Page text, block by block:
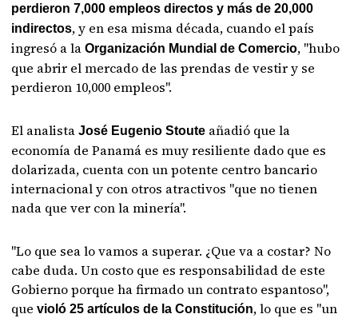
perdieron 7,000 empleos directos y más de 20,000
indirectos, y en esa misma década, cuando el país
ingresó a laOrganización Mundial de Comercio, "hubo
que abrir el mercado de las prendas de vestir y se
perdieron 10,000 empleos".
El analista José Eugenio Stoute añadió que la
economía de Panamá es muy resiliente dado que es
dolarizada, cuenta con un potente centro bancario
internacional y con otros atractivos "que no tienen
nada que ver con la minería".
"Lo que sea lo vamos a superar. ¿Que va a costar? No
cabe duda. Un costo que es responsabilidad de este
Gobierno porque ha firmado un contrato espantoso",
quevioló 25 artículos de la Constitución, lo que es "un